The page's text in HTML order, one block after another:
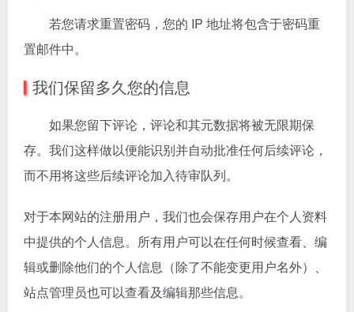
若您请求重置密码，您的 IP 地址将包含于密码重
置邮件中。
我们保留多久您的信息
如果您留下评论，评论和其元数据将被无限期保
存。我们这样做以便能识别并自动批准任何后续评论，
而不用将这些后续评论加入待审队列。
对于本网站的注册用户，我们也会保存用户在个人资料
中提供的个人信息。所有用户可以在任何时候查看、编
辑或删除他们的个人信息（除了不能变更用户名外）、
站点管理员也可以查看及编辑那些信息。